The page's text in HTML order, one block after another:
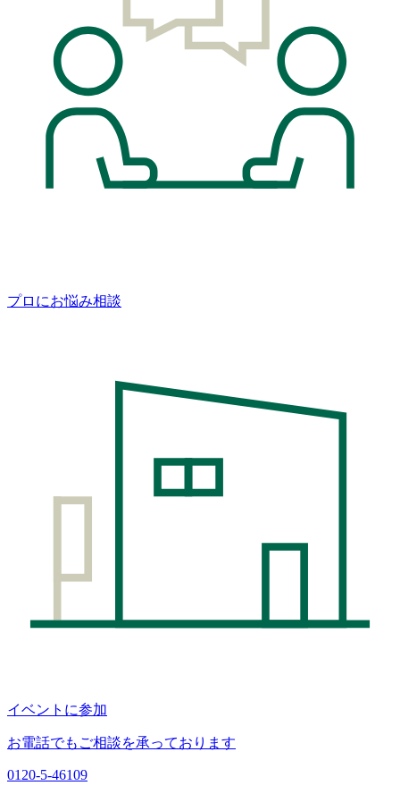
プロにお悩み相談
イベントに参加
お電話でもご相談を承っております
0120-5-46109